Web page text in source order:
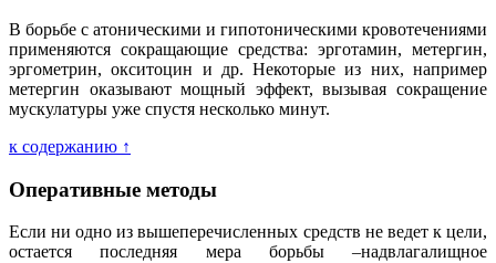
В борьбе с атоническими и гипотоническими кровотечениями
применяются сокращающие средства: эрготамин, метергин,
эргометрин, окситоцин и др. Некоторые из них, например
метергин оказывают мощный эффект, вызывая сокращение
мускулатуры уже спустя несколько минут.
к содержанию ↑
Оперативные методы
Если ни одно из вышеперечисленных средств не ведет к цели,
остается последняя мера борьбы –надвлагалищное